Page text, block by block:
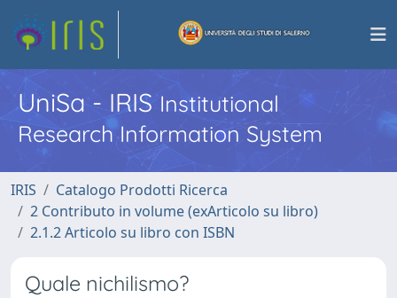
UniSa - IRISInstitutional
Research Information System
IRIS
Catalogo Prodotti Ricerca
2 Contributo in volume (exArticolo su libro)
2.1.2 Articolo su libro con ISBN
Quale nichilismo?